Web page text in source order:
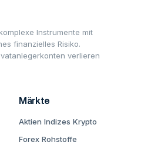
Instrumente mit
finanzielles Risiko.
verlieren
Märkte
Aktien Indizes Krypto
Forex Rohstoffe